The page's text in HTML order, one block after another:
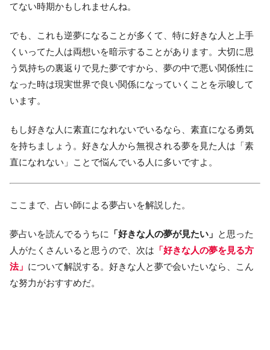
てない時期かもしれませんね。
でも、これも逆夢になることが多くて、特に好きな人と上手
くいってた人は両想いを暗示することがあります。大切に思
う気持ちの裏返りで見た夢ですから、夢の中で悪い関係性に
なった時は現実世界で良い関係になっていくことを示唆して
います。
もし好きな人に素直になれないでいるなら、素直になる勇気
を持ちましょう。好きな人から無視される夢を見た人は「素
直になれない」ことで悩んでいる人に多いですよ。
ここまで、占い師による夢占いを解説した。
夢占いを読んでるうちに 「好きな人の夢が見たい」 と思った
人がたくさんいると思うので、次は 「好きな人の夢を見る方
法」 について解説する。好きな人と夢で会いたいなら、こん
な努力がおすすめだ。